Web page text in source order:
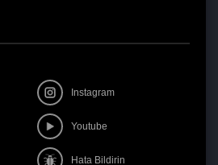
Instagram
Youtube
Hata Bildirin